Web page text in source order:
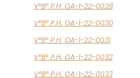
V°B° P.H. OA-1-22-0028
V°B° P.H. OA-1-22-0030
V°B° P.H. OA-1-22-0031
V°B° P.H. OA-1-22-0032
V°B° P.H. OA-1-22-0033